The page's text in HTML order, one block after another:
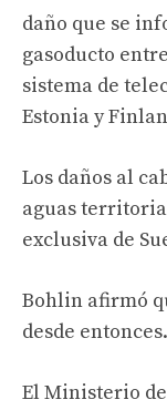
daño que se
gasoducto
sistema de
Estonia y
Los daños al
aguas
exclusiva de
Bohlin afirmó
desde entonces.
El Ministerio